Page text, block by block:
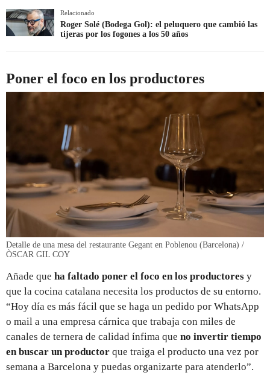
Relacionado
Roger Solé (Bodega Gol): el peluquero que cambió las
tijeras por los fogones a los 50 años
Poner el foco en los productores
Detalle de una mesa del restaurante Gegant en Poblenou (Barcelona) /
ÒSCAR GIL COY
Añade que ha faltado poner el foco en los productores y
que la cocina catalana necesita los productos de su entorno.
“Hoy día es más fácil que se haga un pedido por WhatsApp
o mail a una empresa cárnica que trabaja con miles de
canales de ternera de calidad ínfima que no invertir tiempo
en buscar un productor que traiga el producto una vez por
semana a Barcelona y puedas organizarte para atenderlo”.